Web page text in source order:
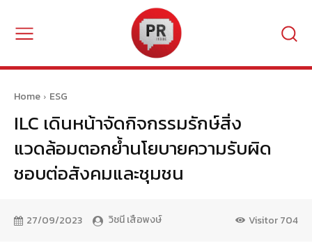
Home ESG
ILC เดินหน้าจัดกิจกรรมรักษ์สิ่ง
แวดล้อมตอกย้ำนโยบายความรับผิด
ชอบต่อสังคมและชุมชน
27/09/2023 วิชนี เสือพงษ์ Visitor704